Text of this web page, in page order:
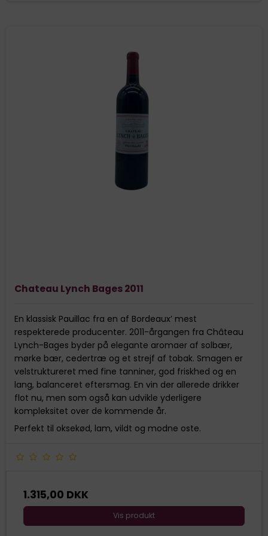
Chateau Lynch Bages 2011
En klassisk Pauillac fra en af Bordeaux’ mest
respekterede producenter. 2011-årgangen fra Château
Lynch-Bages byder på elegante aromaer af solbær,
mørke bær, cedertræ og et strejf af tobak. Smagen er
velstruktureret med fine tanniner, god friskhed og en
lang, balanceret eftersmag. En vin der allerede drikker
flot nu, men som også kan udvikle yderligere
kompleksitet over de kommende år.
Perfekt til oksekød, lam, vildt og modne oste.
1.315,00 DKK
Vis produkt